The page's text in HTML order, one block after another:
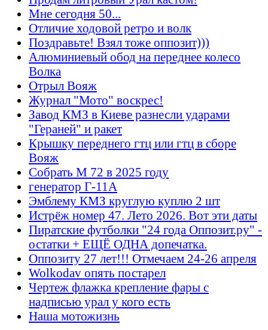
Мне сегодня 50...
Отличие ходовой ретро и волк
Поздравьте! Взял тоже оппозит)))
Алюминиевый обод на переднее колесо
Волка
Отрыл Вояж
Журнал "Мото" воскрес!
Завод КМЗ в Киеве разнесли ударами
"Гераней" и ракет
Крышку переднего гтц или гтц в сборе
Вояж
Собрать М 72 в 2025 году
генератор Г-11А
Эмблему КМЗ круглую куплю 2 шт
Истрёж номер 47. Лето 2026. Вот эти даты
Пиратские футболки "24 года Оппозит.ру" -
остатки + ЕЩЁ ОДНА допечатка.
Оппозиту 27 лет!!! Отмечаем 24-26 апреля
Wolkodav опять постарел
Чертеж флажка крепление фары с
надписью урал у кого есть
Наша мотожизнь